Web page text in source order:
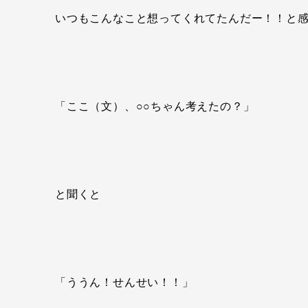
いつもこんなこと想ってくれてたんだー！！と
「ここ（文）、○○ちゃん考えたの？」
と聞くと
「ううん！せんせい！！」